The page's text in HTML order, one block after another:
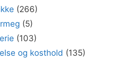
(266)
(5)
(103)
og kosthold (135)